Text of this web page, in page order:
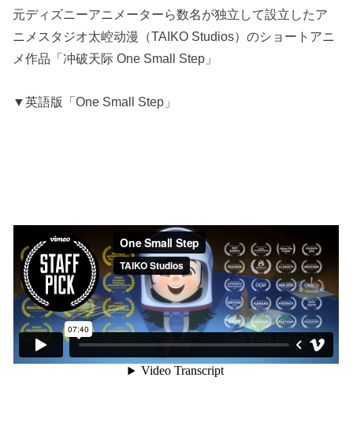
元ディズニーアニメーターら数名が独立して設立したア
ニメスタジオ太崆动漫（TAIKO Studios）のショートアニ
メ作品「冲破天际 One Small Step」
▼英語版「One Small Step」